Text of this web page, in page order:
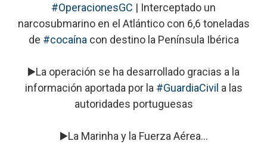
#OperacionesGC | Interceptado un
narcosubmarino en el Atlántico con 6,6 toneladas
de #cocaína con destino la Península Ibérica
▶️La operación se ha desarrollado gracias a la
información aportada por la #GuardiaCivil a las
autoridades portuguesas
▶️La Marinha y la Fuerza Aérea…